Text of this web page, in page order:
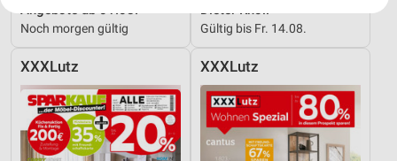
Angebote ab 01.08.
Noch morgen gültig
Dieter Knoll
Gültig bis Fr. 14.08.
XXXLutz XXXLutz
Website/App.
Partnerliste anzeigen (1 IAB-Anbieter)
Wir nutzen Ihre Daten für folgende Zwecke:
IAB-Verarbeitungszwecke:
Speichern von oder Zugriff auf Informationen
auf einem Endgerät